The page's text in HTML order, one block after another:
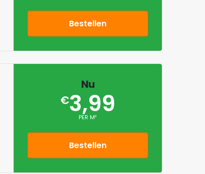
Bestellen
Nu
€3,99
PER M²
Bestellen